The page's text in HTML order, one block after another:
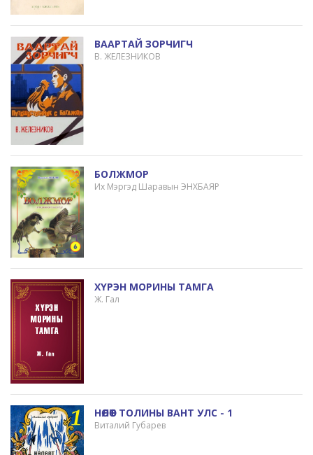
ВААРТАЙ ЗОРЧИГЧ
В. ЖЕЛЕЗНИКОВ
БОЛЖМОР
Их Мэргэд Шаравын ЭНХБАЯР
ХҮРЭН МОРИНЫ ТАМГА
Ж. Гал
НӨЛӨӨТ ТОЛИНЫ ВАНТ УЛС - 1
Виталий Губарев